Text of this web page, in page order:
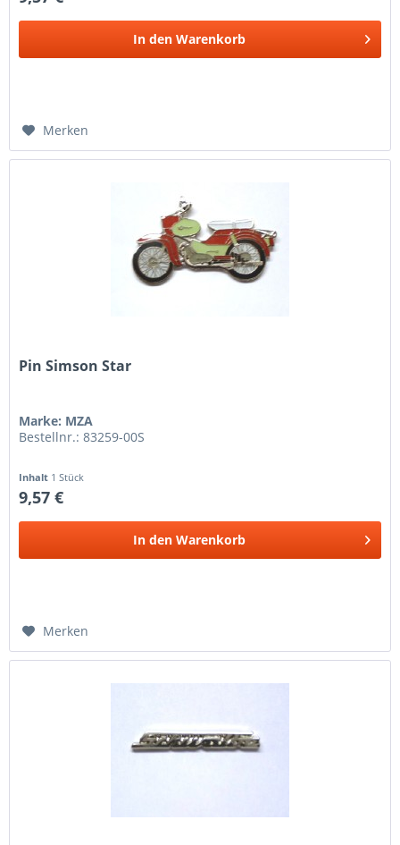
In den Warenkorb
Merken
Pin Simson Star
Marke: MZA
Bestellnr.: 83259-00S
Inhalt 1 Stück
9,57 €
In den Warenkorb
Merken